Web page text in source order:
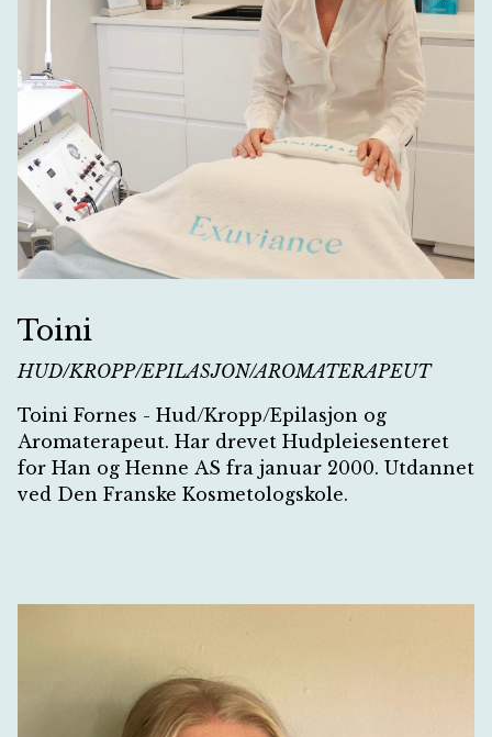
Toini
HUD/KROPP/EPILASJON/AROMATERAPEUT
Toini Fornes - Hud/Kropp/Epilasjon og
Aromaterapeut. Har drevet Hudpleiesenteret
for Han og Henne AS fra januar 2000. Utdannet
ved Den Franske Kosmetologskole.